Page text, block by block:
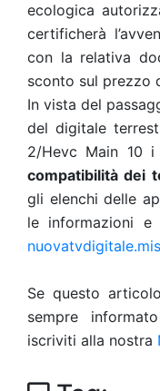
ecologica
certificherà
con la relativa
sconto sul prezzo
In vista del
del digitale
2/Hevc Main 10
compatibilità dei
gli elenchi delle
le informazioni
Se questo
sempre
iscriviti alla nostra